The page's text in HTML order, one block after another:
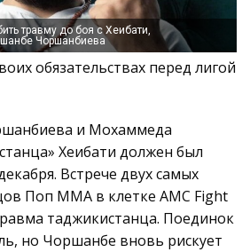
травму до боя с Хеибати,
Чоршанбиева
обязательствах перед лигой
и Мохаммеда
Хеибати должен был
Встрече двух самых
Поп ММА в клетке AMC Fight
таджикистанца. Поединок
но Чоршанбе вновь рискует